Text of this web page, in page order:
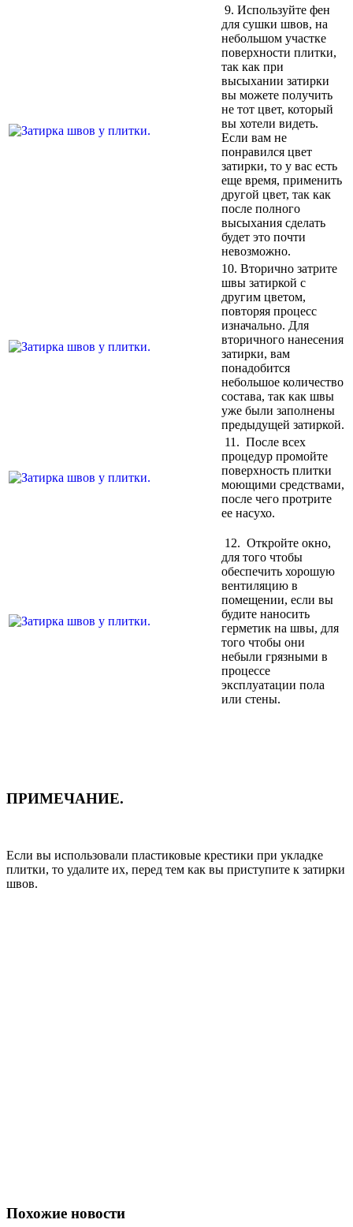
9. Используйте фен
для сушки швов, на
небольшом участке
поверхности плитки,
так как при
высыхании затирки
вы можете получить
не тот цвет, который
вы хотели видеть.
Если вам не
понравился цвет
затирки, то у вас есть
еще время, применить
другой цвет, так как
после полного
высыхания сделать
будет это почти
невозможно.
10. Вторично затрите
швы затиркой с
другим цветом,
повторяя процесс
изначально. Для
вторичного нанесения
затирки, вам
понадобится
небольшое количество
состава, так как швы
уже были заполнены
предыдущей затиркой.
11. После всех
процедур промойте
поверхность плитки
моющими средствами,
после чего протрите
ее насухо.
12. Откройте окно,
для того чтобы
обеспечить хорошую
вентиляцию в
помещении, если вы
будите наносить
герметик на швы, для
того чтобы они
небыли грязными в
процессе
эксплуатации пола
или стены.
ПРИМЕЧАНИЕ.
Если вы использовали пластиковые крестики при укладке
плитки, то удалите их, перед тем как вы приступите к затирки
швов.
Похожие новости